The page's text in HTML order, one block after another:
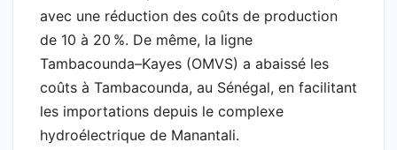
avec une réduction des coûts de production
de 10 à 20 %. De même, la ligne
Tambacounda–Kayes (OMVS) a abaissé les
coûts à Tambacounda, au Sénégal, en facilitant
les importations depuis le complexe
hydroélectrique de Manantali.